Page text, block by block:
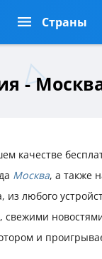
Страны
-
качестве
Москва, а также
из любого
и